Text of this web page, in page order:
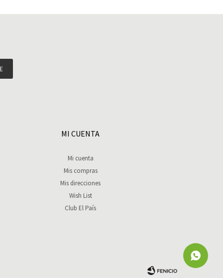
MI CUENTA
Mi cuenta
Mis compras
Mis direcciones
Wish List
Club El País